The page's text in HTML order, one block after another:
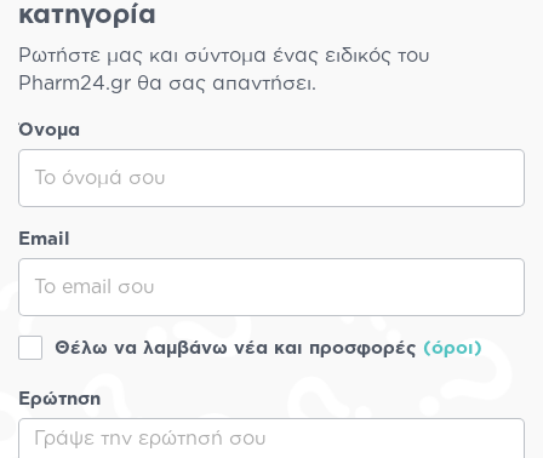
κατηγορία
Ρωτήστε μας και σύντομα ένας ειδικός του
Pharm24.gr θα σας απαντήσει.
Όνομα
Email
Θέλω να λαμβάνω νέα και προσφορές (όροι)
Ερώτηση